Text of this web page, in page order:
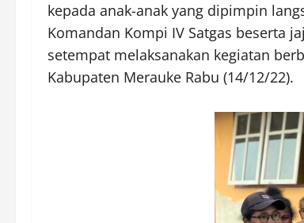
kepada anak-anak yang dipimpin
Komandan Kompi IV Satgas beserta
setempat melaksanakan kegiatan
Kabupaten Merauke Rabu (14/12/22).